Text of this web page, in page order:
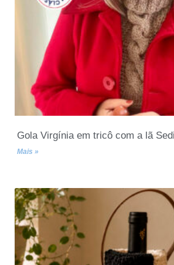
Gola Virgínia em tricô com a lã
Mais »